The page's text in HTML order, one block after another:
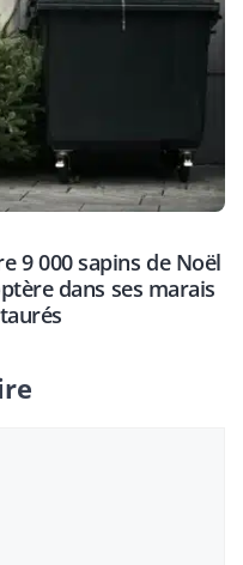
9 000 sapins de Noël
dans ses marais